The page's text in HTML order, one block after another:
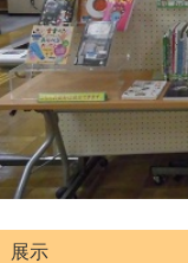
展示